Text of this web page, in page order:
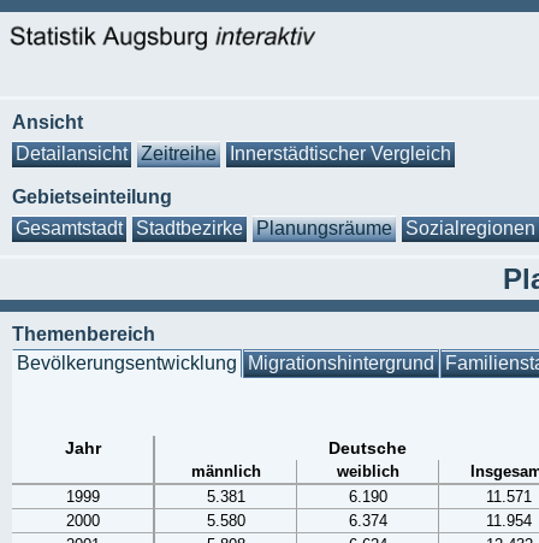
Ansicht
Detailansicht
Zeitreihe Innerstädtischer Vergleich
Gebietseinteilung
Gesamtstadt
Stadtbezirke Planungsräume Sozialregionen
Themenbereich
Bevölkerungsentwicklung Migrationshintergrund
Jahr Deutsche
männlich weiblich
1999
5.381 6.190
11.571
2000
5.580 6.374
11.954